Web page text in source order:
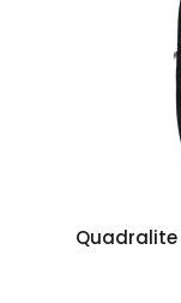
Quadralite